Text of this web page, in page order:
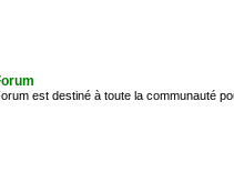
est destiné à toute la communauté